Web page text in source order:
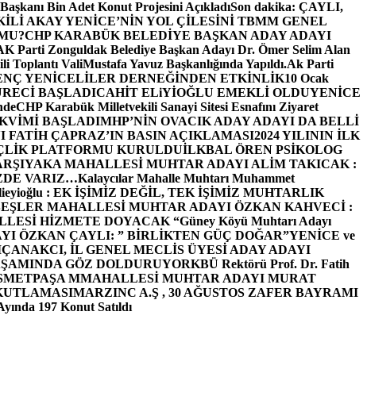
Bin Adet Konut Projesini AçıkladıSon dakika: ÇAYLI,
AKAY YENİCE’NİN YOL ÇİLESİNİ TBMM GENEL
CHP KARABÜK BELEDİYE BAŞKAN ADAY ADAYI
Parti Zonguldak Belediye Başkan Adayı Dr. Ömer Selim Alan
ValiMustafa Yavuz Başkanlığında Yapıldı.Ak Parti
YENİCELİLER DERNEĞİNDEN ETKİNLİK10 Ocak
BAŞLADICAHİT ELiYİOĞLU EMEKLİ OLDUYENİCE
CHP Karabük Milletvekili Sanayi Sitesi Esnafını Ziyaret
BAŞLADIMHP’NİN OVACIK ADAY ADAYI DA BELLİ
FATİH ÇAPRAZ’IN BASIN AÇIKLAMASI2024 YILININ İLK
PLATFORMU KURULDUİLKBAL ÖREN PSİKOLOG
MAHALLESİ MUHTAR ADAYI ALİM TAKICAK :
VARIZ…Kalaycılar Mahalle Muhtarı Muhammet
: EK İŞİMİZ DEĞİL, TEK İŞİMİZ MUHTARLIK
MAHALLESİ MUHTAR ADAYI ÖZKAN KAHVECİ :
HİZMETE DOYACAK “Güney Köyü Muhtarı Adayı
ÖZKAN ÇAYLI: ” BİRLİKTEN GÜÇ DOĞAR”YENİCE ve
ÇANAKCI, İL GENEL MECLİS ÜYESİ ADAY ADAYI
GÖZ DOLDURUYORKBÜ Rektörü Prof. Dr. Fatih
MMAHALLESİ MUHTAR ADAYI MURAT
MARZINC A.Ş , 30 AĞUSTOS ZAFER BAYRAMI
197 Konut Satıldı